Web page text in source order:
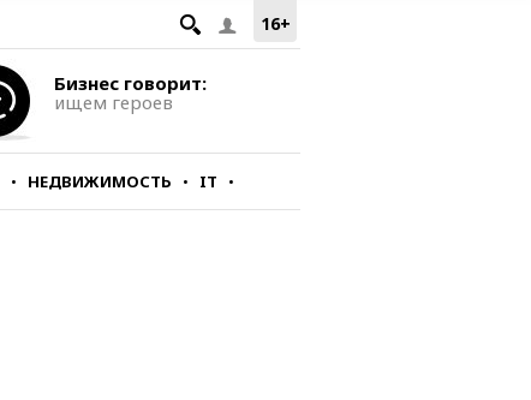
16+
Бизнес говорит:
ищем героев
НЕДВИЖИМОСТЬ IT